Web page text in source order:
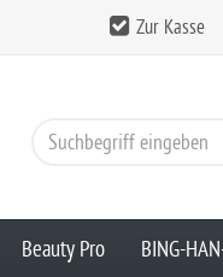
Zur Kasse
Beauty Pro BING-